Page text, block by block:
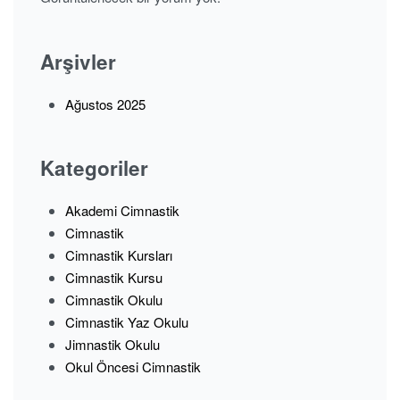
Arşivler
Ağustos 2025
Kategoriler
Akademi Cimnastik
Cimnastik
Cimnastik Kursları
Cimnastik Kursu
Cimnastik Okulu
Cimnastik Yaz Okulu
Jimnastik Okulu
Okul Öncesi Cimnastik